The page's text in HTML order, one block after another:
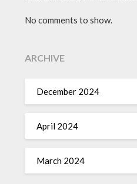
No comments to show.
ARCHIVE
December 2024
April 2024
March 2024